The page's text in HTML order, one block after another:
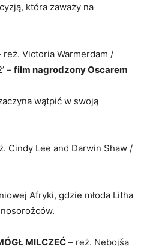
która zaważy na
reż. Victoria Warmerdam /
– film nagrodzony Oscarem
wątpić w swoją
Cindy Lee and Darwin Shaw /
Afryki, gdzie młoda Litha
MILCZEĆ – reż. Nebojša